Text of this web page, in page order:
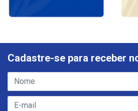
Cadastre-se para receber